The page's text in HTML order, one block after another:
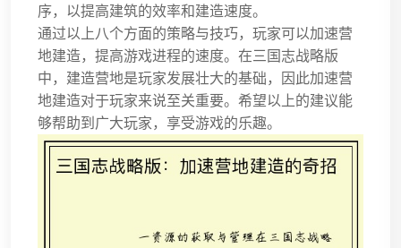
序，以提高建筑的效率和建造速度。
通过以上八个方面的策略与技巧，玩家可以加速营
地建造，提高游戏进程的速度。在三国志战略版
中，建造营地是玩家发展壮大的基础，因此加速营
地建造对于玩家来说至关重要。希望以上的建议能
够帮助到广大玩家，享受游戏的乐趣。